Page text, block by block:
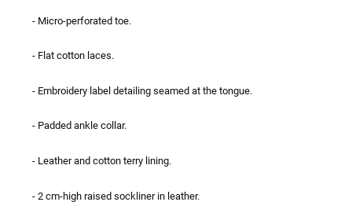
- Micro-perforated toe.
- Flat cotton laces.
- Embroidery label detailing seamed at the tongue.
- Padded ankle collar.
- Leather and cotton terry lining.
- 2 cm-high raised sockliner in leather.